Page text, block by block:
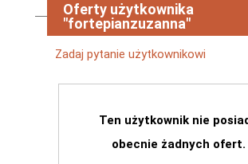
Oferty użytkownika
"fortepianzuzanna"
Zadaj pytanie użytkownikowi
Ten użytkownik nie
obecnie żadnych ofert.